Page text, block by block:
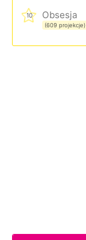
10 Obsesja
(609 projekcje)